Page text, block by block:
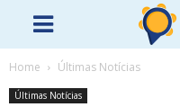
Home Últimas Notícias
Últimas Notícias